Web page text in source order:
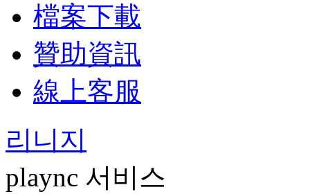
檔案下載
贊助資訊
線上客服
리니지
plaync 서비스